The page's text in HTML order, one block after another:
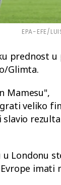
EPA-EFE/
prednost
Glimta.
Mamesu",
veliko
Londonu